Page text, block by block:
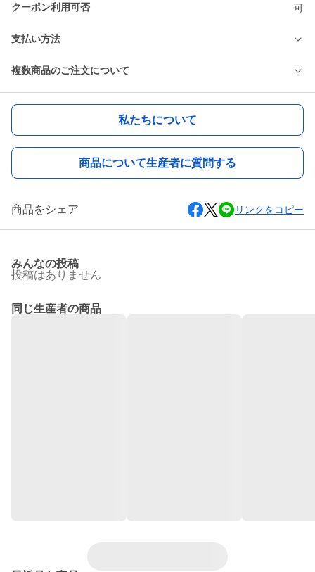
クーポン利用可否 可
支払い方法
複数商品のご注文について
私たちについて
商品について生産者に質問する
商品をシェア リンクをコピー
みんなの投稿
投稿はありません
同じ生産者の商品